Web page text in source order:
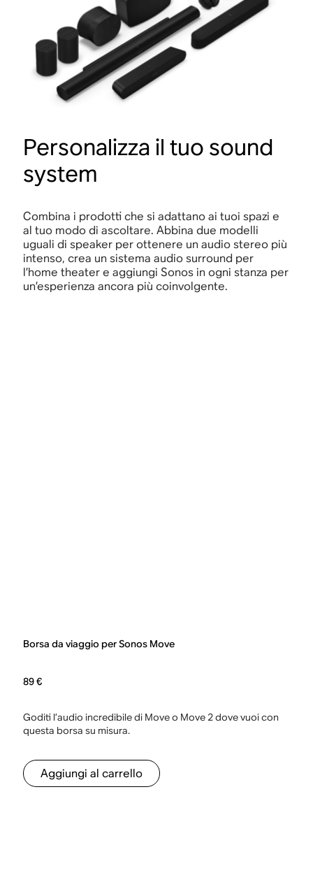
Personalizza il tuo sound
system
Combina i prodotti che si adattano ai tuoi spazi e
al tuo modo di ascoltare. Abbina due modelli
uguali di speaker per ottenere un audio stereo più
intenso, crea un sistema audio surround per
l’home theater e aggiungi Sonos in ogni stanza per
un’esperienza ancora più coinvolgente.
Borsa da viaggio per Sonos Move
89 €
Goditi l’audio incredibile di Move o Move 2 dove vuoi con
questa borsa su misura.
Aggiungi al carrello